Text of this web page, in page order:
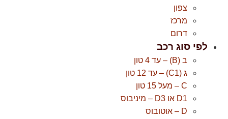
צפון
מרכז
דרום
לפי סוג רכב
ב (B) – עד 4 טון
ג (C1) – עד 12 טון
C – מעל 15 טון
D1 או D3 – מיניבוס
D – אוטובוס